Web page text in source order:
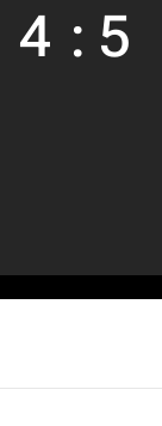
4 : 5